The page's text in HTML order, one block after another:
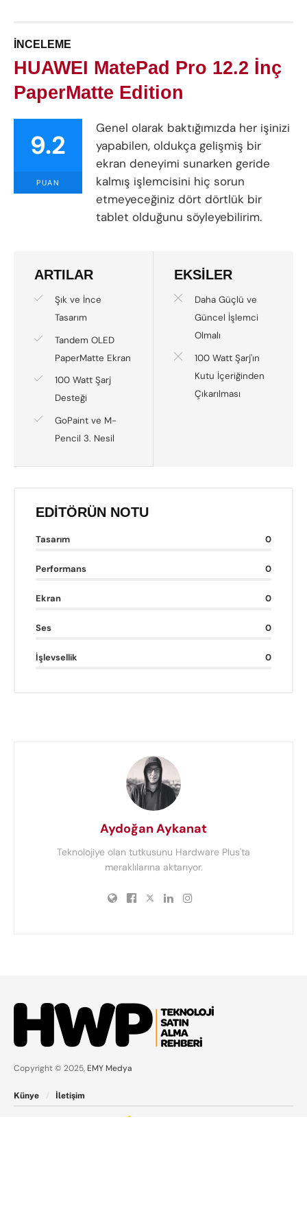
İNCELEME
HUAWEI MatePad Pro 12.2 İnç
PaperMatte Edition
9.2
PUAN
Genel olarak baktığımızda her işinizi
yapabilen, oldukça gelişmiş bir
ekran deneyimi sunarken geride
kalmış işlemcisini hiç sorun
etmeyeceğiniz dört dörtlük bir
tablet olduğunu söyleyebilirim.
ARTILAR
Şık ve İnce
Tasarım
Tandem OLED
PaperMatte Ekran
100 Watt Şarj
Desteği
GoPaint ve M-
Pencil 3. Nesil
EKSİLER
Daha Güçlü ve
Güncel İşlemci
Olmalı
100 Watt Şarj'ın
Kutu İçeriğinden
Çıkarılması
EDITÖRÜN NOTU
Tasarım 0
Performans 0
Ekran 0
Ses 0
İşlevsellik 0
Aydoğan Aykanat
Teknolojiye olan tutkusunu Hardware Plus'ta
meraklılarına aktarıyor.
Copyright © 2025, EMY Medya
Künye İletişim